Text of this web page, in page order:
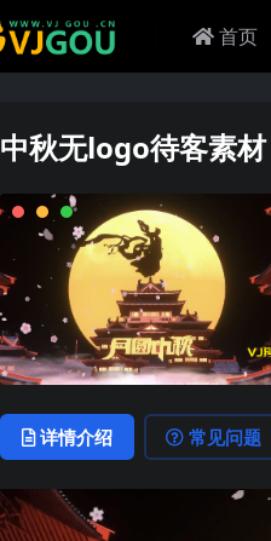
首页
中秋无logo待客素材
详情介绍 常见问题